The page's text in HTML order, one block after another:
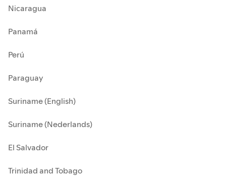
Nicaragua
Panamá
Perú
Paraguay
Suriname (English)
Suriname (Nederlands)
El Salvador
Trinidad and Tobago